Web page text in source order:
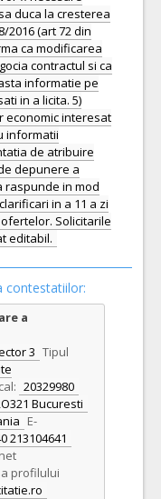
duca la cresterea
2016 (art 72 din
ca modificarea
contractul si ca
informatie pe
in a licita. 5)
economic interesat
informatii
de atribuire
depunere a
raspunde in mod
in a 11 a zi
Solicitarile
editabil.
contestatiilor:
a
3 Tipul
20329980
Bucuresti
E-
213104641
profilului